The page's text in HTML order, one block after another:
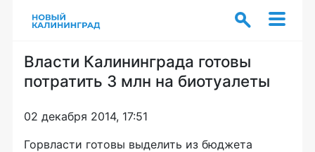
Власти Калининграда готовы
потратить 3 млн на биотуалеты
02 декабря 2014, 17:51
Горвласти готовы выделить из бюджета